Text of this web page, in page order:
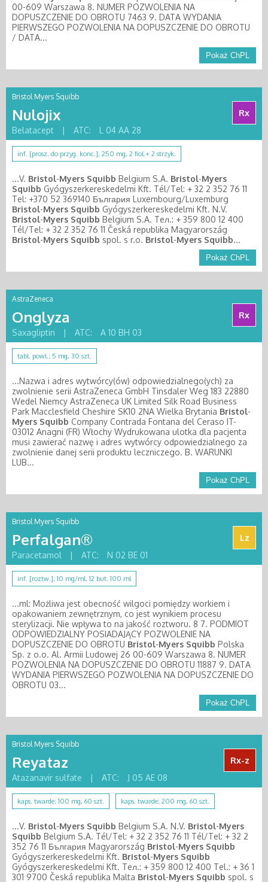
00-609 Warszawa 8. NUMER POZWOLENIA NA
DOPUSZCZENIE DO OBROTU 7463 9. DATA WYDANIA
PIERWSZEGO POZWOLENIA NA DOPUSZCZENIE DO OBROTU
/ DATA...
Pokaż ChPL
Bristol Myers Squibb
Nulojix
Rx
Belatacept
| ATC: L 04 AA 28
inf. [prosz. do przyg. konc.]; 250 mg, 2 fiol.+ 2 strzyk.
...V. Bristol-Myers Squibb Belgium S.A. Bristol-Myers
Squibb Gyógyszerkereskedelmi Kft. Tél/Tel: + 32 2 352 76 11
Tel: +370 52 369140 България Luxembourg/Luxemburg
Bristol-Myers Squibb Gyógyszerkereskedelmi Kft. N.V.
Bristol-Myers Squibb Belgium S.A. Teл.: + 359 800 12 400
Tél/Tel: + 32 2 352 76 11 Česká republika Magyarország
Bristol-Myers Squibb spol. s r.o. Bristol-Myers Squibb...
Pokaż ChPL
AstraZeneca
Onglyza
Rx
Saxagliptin
| ATC: A 10 BH 03
tabl. powl.; 5 mg, 30 szt.
...Nazwa i adres wytwórcy(ów) odpowiedzialnego(ych) za
zwolnienie serii AstraZeneca GmbH Tinsdaler Weg 183 22880
Wedel Niemcy AstraZeneca UK Limited Silk Road Business
Park Macclesfield Cheshire SK10 2NA Wielka Brytania Bristol-
Myers Squibb Company Contrada Fontana del Ceraso IT-
03012 Anagni (FR) Włochy Wydrukowana ulotka dla pacjenta
musi zawierać nazwę i adres wytwórcy odpowiedzialnego za
zwolnienie danej serii produktu leczniczego. B. WARUNKI
LUB...
Pokaż ChPL
Bristol Myers Squibb
Perfalgan®
Lz
Paracetamol
| ATC: N 02 BE 01
inf. [roztw.]; 10 mg/ml, 12 but. 100 ml
...ml: Możliwa jest obecność wilgoci pomiędzy workiem i
opakowaniem zewnętrznym, co jest wynikiem procesu
sterylizacji. Nie wpływa to na jakość roztworu. 8 7. PODMIOT
ODPOWIEDZIALNY POSIADAJĄCY POZWOLENIE NA
DOPUSZCZENIE DO OBROTU Bristol-Myers Squibb Polska
Sp. z o.o. Al. Armii Ludowej 26 00-609 Warszawa 8. NUMER
POZWOLENIA NA DOPUSZCZENIE DO OBROTU 11887 9. DATA
WYDANIA PIERWSZEGO POZWOLENIA NA DOPUSZCZENIE DO
OBROTU 03...
Pokaż ChPL
Bristol Myers Squibb
Reyataz
Rx-z
Atazanavir sulfate
| ATC: J 05 AE 08
kaps. twarde; 100 mg, 60 szt. kaps. twarde; 200 mg, 60 szt.
...V. Bristol-Myers Squibb Belgium S.A. N.V. Bristol-Myers
Squibb Belgium S.A. Tél/Tel: + 32 2 352 76 11 Tél/Tel: + 32 2
352 76 11 България Magyarország Bristol-Myers Squibb
Gyógyszerkereskedelmi Kft. Bristol-Myers Squibb
Gyógyszerkereskedelmi Kft. Teл.: + 359 800 12 400 Tel.: + 36 1
301 9700 Česká republika Malta Bristol-Myers Squibb spol. s